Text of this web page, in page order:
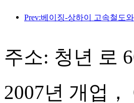
주소: 청년 로
2007년 개업，